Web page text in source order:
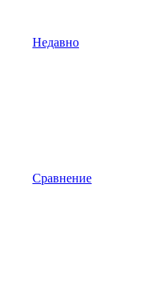
Недавно
Сравнение